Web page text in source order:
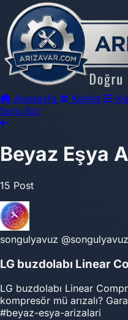
Anasayfa Keşfet
Soru Sor
Beyaz Eşya
15 Post
songulyavuz @songulyavuz
LG buzdolabı Linear
LG buzdolabı Linear
kompresör mü arızalı?
#beyaz-esya-arizalari